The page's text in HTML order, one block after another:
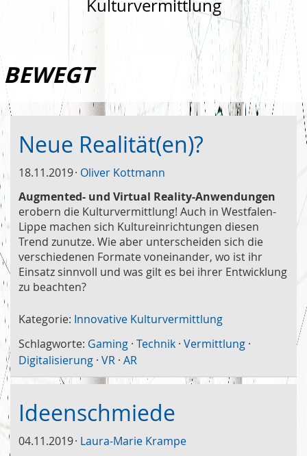
Kulturvermittlung
BEWEGT
Neue Realität(en)?
18.11.2019 Oliver Kottmann
Augmented- und Virtual Reality-Anwendungen
erobern die Kulturvermittlung! Auch in Westfalen-
Lippe machen sich Kultureinrichtungen diesen
Trend zunutze. Wie aber unterscheiden sich die
verschiedenen Formate voneinander, wo ist ihr
Einsatz sinnvoll und was gilt es bei ihrer Entwicklung
zu beachten?
Kategorie: Innovative Kulturvermittlung
Schlagworte: Gaming · Technik · Vermittlung ·
Digitalisierung · VR · AR
Ideenschmiede
04.11.2019 Laura-Marie Krampe